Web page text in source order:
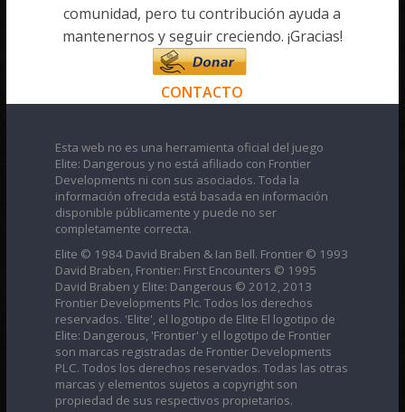
comunidad, pero tu contribución ayuda a
mantenernos y seguir creciendo. ¡Gracias!
CONTACTO
Esta web no es una herramienta oficial del juego
Elite: Dangerous y no está afiliado con Frontier
Developments ni con sus asociados. Toda la
información ofrecida está basada en información
disponible públicamente y puede no ser
completamente correcta.
Elite © 1984 David Braben & Ian Bell. Frontier © 1993
David Braben, Frontier: First Encounters © 1995
David Braben y Elite: Dangerous © 2012, 2013
Frontier Developments Plc. Todos los derechos
reservados. 'Elite', el logotipo de Elite El logotipo de
Elite: Dangerous, 'Frontier' y el logotipo de Frontier
son marcas registradas de Frontier Developments
PLC. Todos los derechos reservados. Todas las otras
marcas y elementos sujetos a copyright son
propiedad de sus respectivos propietarios.